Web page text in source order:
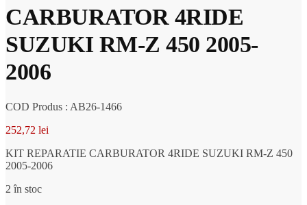
CARBURATOR 4RIDE
SUZUKI RM-Z 450 2005-
2006
COD Produs : AB26-1466
252,72 lei
KIT REPARATIE CARBURATOR 4RIDE SUZUKI RM-Z 450
2005-2006
2 în stoc